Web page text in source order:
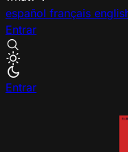
español français
Entrar
Entrar